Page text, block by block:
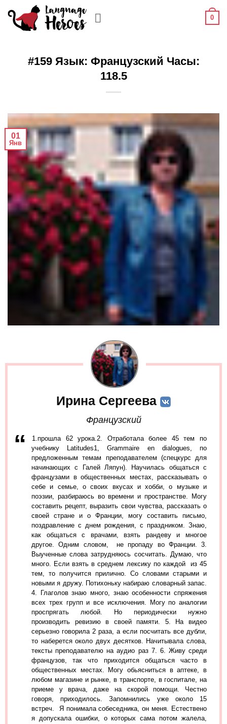
content
0
#159 Язык: Французский Часы:
118.5
01
Янв
Ирина Сергеева
Французский
1.прошла 62 урока.2. Отработала более 45 тем по
учебнику Latitudes1, Grammaire en dialogues, по
предложенным темам преподавателем (спецкурс для
начинающих с Галей Ляпун). Научилась общаться с
французами в общественных местах, рассказывать о
себе и семье, о своих вкусах и хобби, о музыке и
поэзии, разбираюсь во времени и пространстве. Могу
составить рецепт, выразить свои чувства, рассказать о
своей стране и о Франции, могу составить письмо,
поздравление с днем рождения, с праздником. Знаю,
как общаться с врачами, взять рандеву и многое
другое. Одним словом, не пропаду во Франции. 3.
Выученные слова затрудняюсь сосчитать. Думаю, что
много. Если взять в среднем лексику по каждой из 45
тем, то получится прилично. Со словами старыми и
новыми я дружу. Потихоньку набираю словарный запас.
4. Глаголов знаю много, знаю особенности спряжения
всех трех групп и все исключения. Могу по аналогии
проспрягать любой. Но периодически нужно
производить ревизию в своей памяти. 5. На видео
серьезно говорила 2 раза, а если посчитать все дубли,
то наберется около двух десятков. Начитывала слова,
тексты преподавателю на аудио раз 7. 6. Живу среди
французов, так что приходится общаться часто в
общественных местах. Могу обьясниться в аптеке, в
любом магазине и рынке, в транспорте, в госпитале, на
приеме у врача, даже на скорой помощи. Честно
говоря, приходилось. Запомнились уже около 15
встреч. Я понимала собеседника, он меня. Естествено
я допускала ошибки, о которых сама потом жалела,